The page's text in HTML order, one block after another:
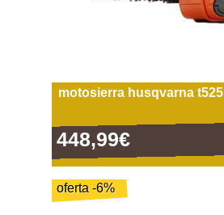
motosierra husqvarna t525
448,99€
oferta -6%